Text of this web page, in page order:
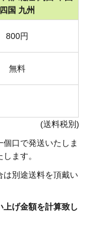
四国 九州
800円
無料
(送料税別)
口で発送いたしま
ます。
は別途送料を頂戴い
上げ金額を計算致し